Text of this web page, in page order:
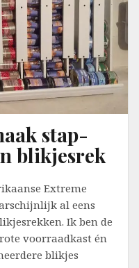
stap-
blikjesrek
Extreme
al eens
Ik ben de
voorraadkast én
blikjes